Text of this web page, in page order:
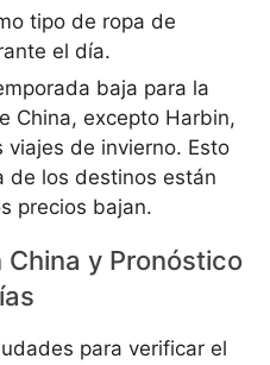
tipo de ropa de
el día.
baja para la
China, excepto Harbin,
viajes de invierno. Esto
de los destinos están
precios bajan.
y Pronóstico
para verificar el